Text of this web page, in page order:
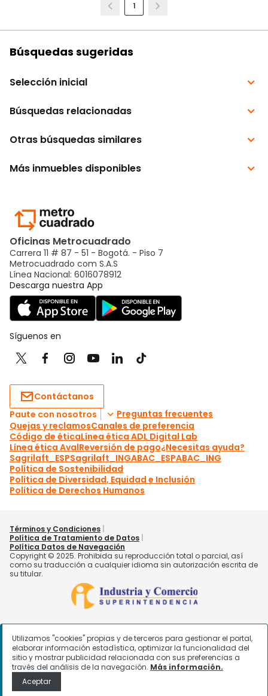
1
Utilizamos "cookies" propias y de terceros para gestionar el portal,
elaborar información estadística, optimizar la funcionalidad del
sitio y mostrar publicidad relacionada con sus preferencias a
través del análisis de la navegación. Más información.
Aceptar